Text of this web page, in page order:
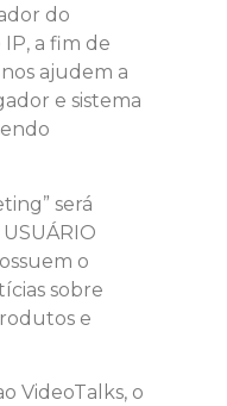
do
a fim de
ajudem a
e sistema
será
o
sobre
e
VideoTalks, o